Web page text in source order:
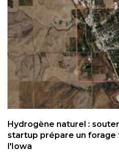
Hydrogène naturel :
startup prépare un forage
l'Iowa